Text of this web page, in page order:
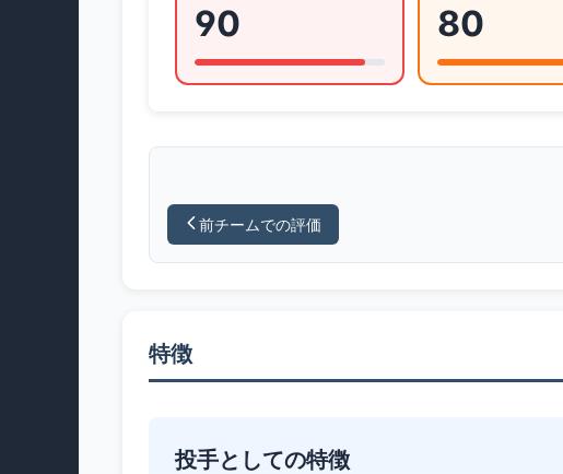
90 80
前チームでの評価
特徴
投手としての特徴